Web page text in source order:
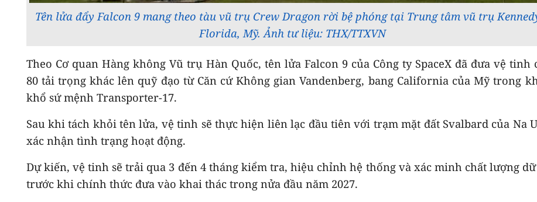
Tên lửa đẩy Falcon 9 mang theo tàu vũ trụ Crew Dragon rời bệ phóng tại Trung tâm vũ trụ
Florida, Mỹ. Ảnh tư liệu: THX/TTXVN
Theo Cơ quan Hàng không Vũ trụ Hàn Quốc, tên lửa Falcon 9 của Công ty SpaceX đã đưa vệ tinh
80 tải trọng khác lên quỹ đạo từ Căn cứ Không gian Vandenberg, bang California của Mỹ trong
khổ sứ mệnh Transporter-17.
Sau khi tách khỏi tên lửa, vệ tinh sẽ thực hiện liên lạc đầu tiên với trạm mặt đất Svalbard của Na
xác nhận tình trạng hoạt động.
Dự kiến, vệ tinh sẽ trải qua 3 đến 4 tháng kiểm tra, hiệu chỉnh hệ thống và xác minh chất lượng
trước khi chính thức đưa vào khai thác trong nửa đầu năm 2027.